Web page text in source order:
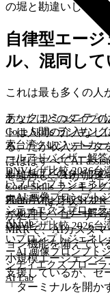
あなたはどのタイプ
Code Skills ランキング
索台湾クレジットカ
ールアドバイザー解答
DNVビザ比較 2026台
いプロンプトジェネ
ーAI 画像プロンプト
シティエクスプローラ
AI Lab
あなたはどのタイプ
Code Skills ランキング
索台湾クレジットカ
ールアドバイザー解答
DNVビザ比較 2026台
いプロンプトジェネレ
ーAI 画像プロンプト
シティエクスプローラ
AI Lab
の堀と勘違いしてい
自律型エージ
ル、混同して
これは最も多くの人
テックコミュニティ
トは人間の介入なし
る。だが収入データ
はほぼすべてAI-
を維持し、AIが加速
Photo AIは月収
が処理し、ユーザー
MRRで、AIカスタ
ョン機能を備えてい
小規模エージェンシ
支援しているが、セ
「ターミナルを開か